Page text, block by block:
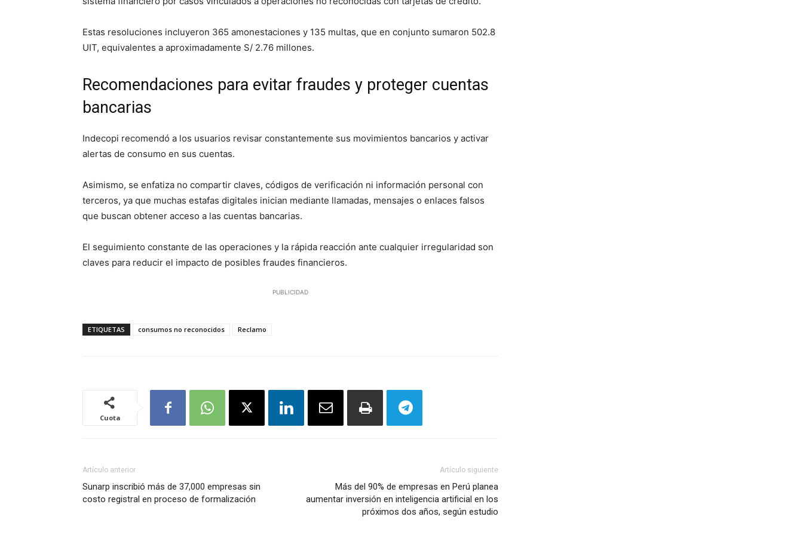
Estas resoluciones incluyeron 365 amonestaciones y 135 multas, que en conjunto sumaron 502.8
UIT, equivalentes a aproximadamente S/ 2.76 millones.
Recomendaciones para evitar fraudes y proteger cuentas
bancarias
Indecopi recomendó a los usuarios revisar constantemente sus movimientos bancarios y activar
alertas de consumo en sus cuentas.
Asimismo, se enfatiza no compartir claves, códigos de verificación ni información personal con
terceros, ya que muchas estafas digitales inician mediante llamadas, mensajes o enlaces falsos
que buscan obtener acceso a las cuentas bancarias.
El seguimiento constante de las operaciones y la rápida reacción ante cualquier irregularidad son
claves para reducir el impacto de posibles fraudes financieros.
PUBLICIDAD
ETIQUETAS consumos no reconocidos Reclamo
Cuota
Artículo anterior
Sunarp inscribió más de 37,000 empresas sin
costo registral en proceso de formalización
Artículo siguiente
Más del 90% de empresas en Perú planea
aumentar inversión en inteligencia artificial en los
próximos dos años, según estudio